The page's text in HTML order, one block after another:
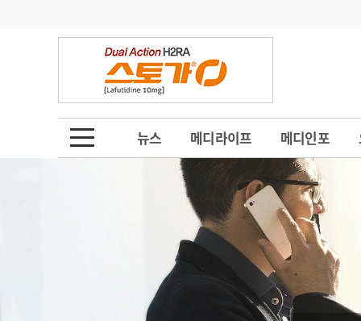
뉴스 메디라이프 메디인포
금주의 검색어
1
의사인력 수급 추
2
성분명 처방
3
AI의료
4
전공의 모집 결과
의사국시 합격률
메디인포
오피니언 칼럼
인물 초대석 피플
포토뉴스
지역병원 중소병원
행정처분 판례